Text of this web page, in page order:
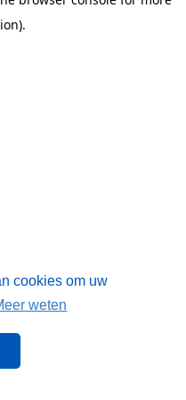
cookies om uw
weten
.